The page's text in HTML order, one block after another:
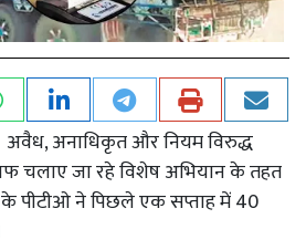
अवैध, अनाधिकृत और नियम विरुद्ध
चलाए जा रहे विशेष अभियान के तहत
के पीटीओ ने पिछले एक सप्ताह में 40